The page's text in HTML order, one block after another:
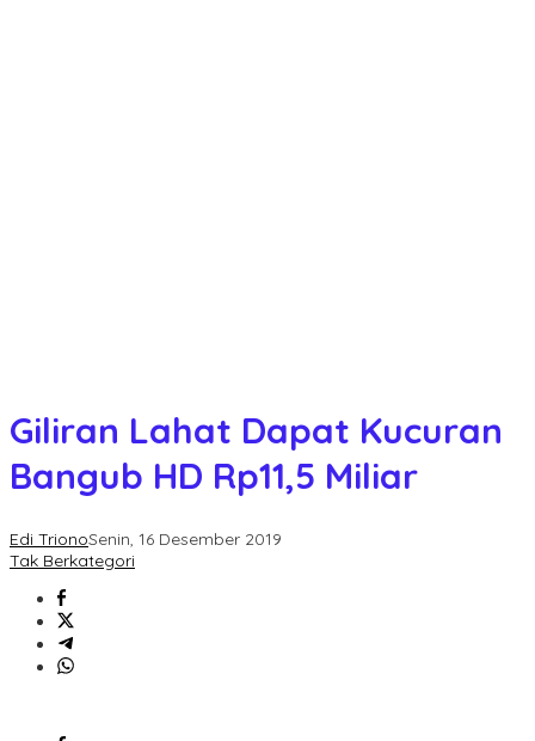
Giliran Lahat Dapat Kucuran
Bangub HD Rp11,5 Miliar
Edi TrionoSenin, 16 Desember 2019
Tak Berkategori